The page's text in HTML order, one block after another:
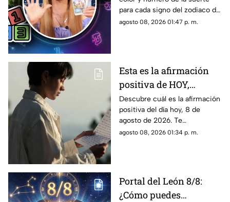
Vidente para cada
signo este sábado
para cada signo del zodiaco de
acuerdo al horóscopo de
agosto 08, 2026 01:47 p. m.
Esta es la afirmación
positiva de HOY,
sábado 8 de agosto de
2026: Repite estas
palabras y llena tu día
de energía
Descubre cuál es la afirmación
positiva del día hoy, 8 de
agosto de 2026. Te
compartimos un mensaje
agosto 08, 2026 01:34 p. m.
Portal del León 8/8:
¿Cómo puedes